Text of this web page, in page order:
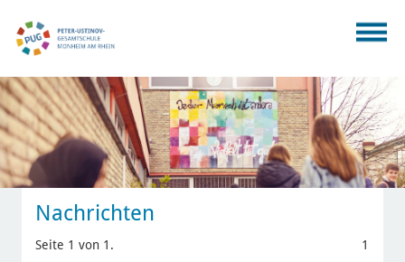
Nachrichten
Seite 1 von 1. 1